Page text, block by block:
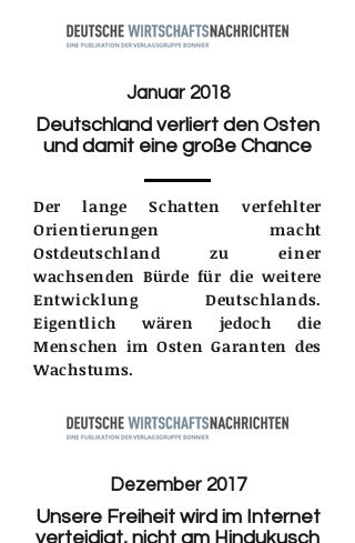
Januar 2018
Deutschland verliert den Osten
und damit eine große Chance
Der lange Schatten verfehlter
Orientierungen macht
Ostdeutschland zu einer
wachsenden Bürde für die weitere
Entwicklung Deutschlands.
Eigentlich wären jedoch die
Menschen im Osten Garanten des
Wachstums.
Dezember 2017
Unsere Freiheit wird im Internet
verteidigt, nicht am Hindukusch